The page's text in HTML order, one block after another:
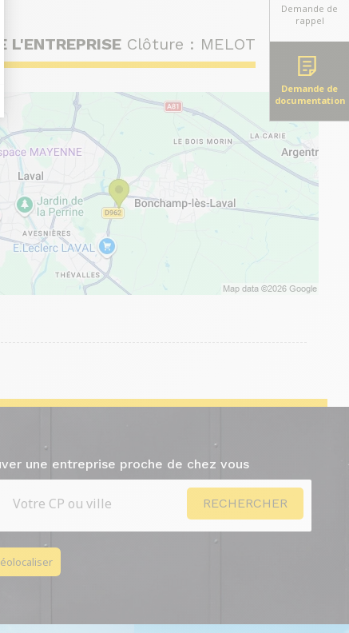
L'ENTREPRISE Clôture : MELOT
Demande de
rappel
Demande de
documentation
une entreprise proche de chez vous